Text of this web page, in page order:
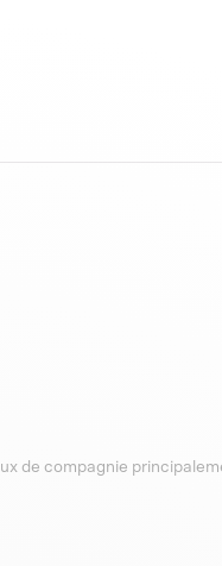
de compagnie